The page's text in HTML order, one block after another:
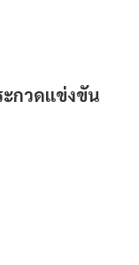
กวดแข่งขัน